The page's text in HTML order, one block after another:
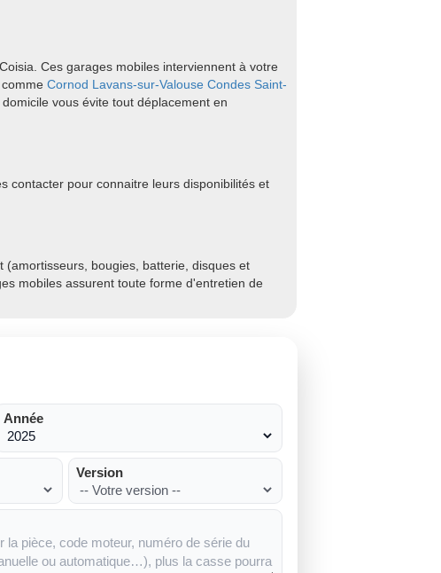
Ces garages mobiles interviennent à votre
Cornod Lavans-sur-Valouse Condes Saint-
vous évite tout déplacement en
contacter pour connaitre leurs disponibilités et
bougies, batterie, disques et
mobiles assurent toute forme d'entretien de
Année
Version